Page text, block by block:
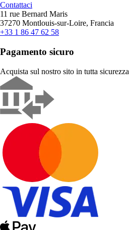
Contattaci
11 rue Bernard Maris
37270 Montlouis-sur-Loire, Francia
+33 1 86 47 62 58
Pagamento sicuro
Acquista sul nostro sito in tutta sicurezza